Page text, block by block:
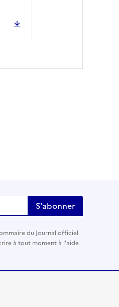
S'abonner
du Journal officiel
à tout moment à l'aide